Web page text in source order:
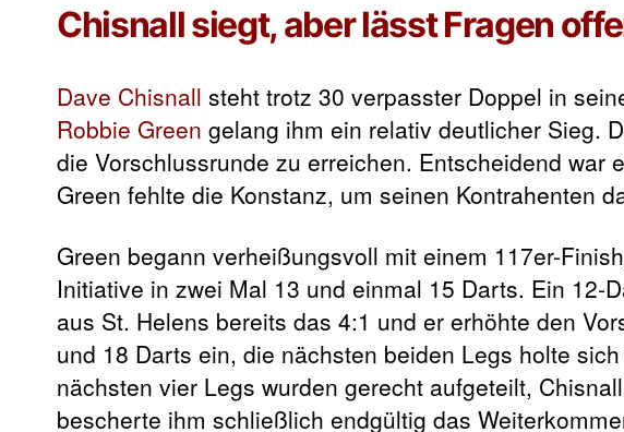
Chisnall siegt, aber lässt Fragen
Dave Chisnall steht trotz 30 verpasster Doppel in
Robbie Green gelang ihm ein relativ deutlicher Sieg.
die Vorschlussrunde zu erreichen. Entscheidend war
Green fehlte die Konstanz, um seinen Kontrahenten
Green begann verheißungsvoll mit einem 117er-
Initiative in zwei Mal 13 und einmal 15 Darts. Ein 12-
aus St. Helens bereits das 4:1 und er erhöhte den
und 18 Darts ein, die nächsten beiden Legs holte
nächsten vier Legs wurden gerecht aufgeteilt,
bescherte ihm schließlich endgültig das